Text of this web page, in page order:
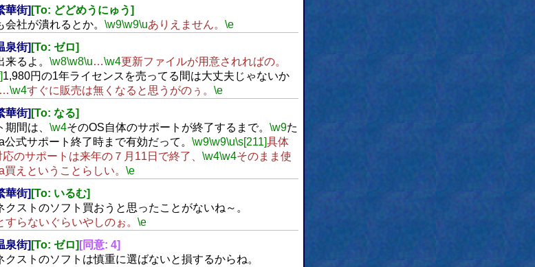
華街] [To: どどめうにゅう]
会社が潰れるとか。 \w9\w9\uありえません。 \e
泉街] [To: ゼロ]
るよ。 \w8\w8\u…\w4更新ファイルが用意されればの。
1,980円の1年ライセンスを売ってる間は大丈夫じゃないか
…\w4すぐに販売は無くなると思うがのぅ。 \e
華街] [To: なる]
間は、 \w4そのOS自体のサポートが終了するまで。 \w9た
式サポート終了時まで有効だって。 \w9\w9\u\s[211]具体
のサポートは来年の７月11日で終了、 \w4\w4そのまま使
えということらしい。 \e
華街] [To: いるむ]
クストのソフト買おうと思ったことがないね～。
すらないぐらいやしのぉ。 \e
泉街] [To: ゼロ] [同意: 4]
クストのソフトは慎重に選ばないと損するからね。